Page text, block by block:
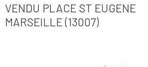
VENDU PLACE ST EUGENE
MARSEILLE (13007)